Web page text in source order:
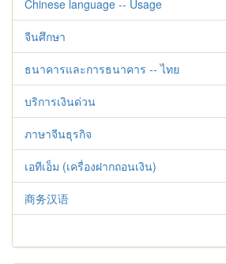
Chinese language -- Usage
จีนศึกษา
ธนาคารและการธนาคาร -- ไทย
บริการเงินด่วน
ภาษาจีนธุรกิจ
เอทีเอ็ม (เครื่องฝากถอนเงิน)
商务汉语